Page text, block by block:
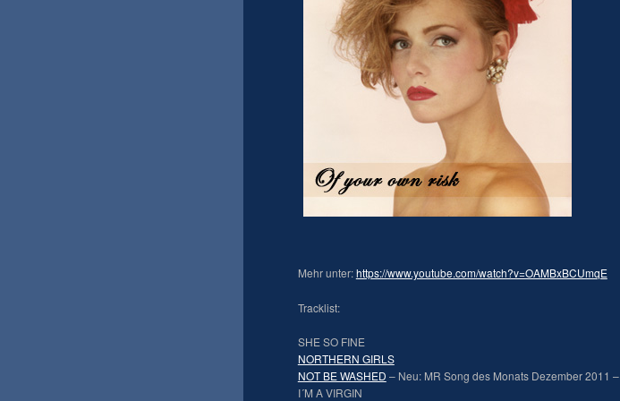
Mehr unter:https://www.youtube.com/watch?v=OAMBxBCUmqE
Tracklist:
SHE SO FINE
NORTHERN GIRLS
NOT BE WASHED – Neu: MR Song des Monats Dezember 2011 –
I´M A VIRGIN